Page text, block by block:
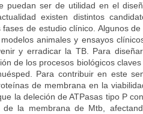
puedan ser de utilidad en el
existen distintos
de estudio clínico. Algunos de
animales y ensayos
y erradicar la TB. Para
de los procesos biológicos claves
Para contribuir en este
de membrana en la
la deleción de ATPasas tipo P
la membrana de Mtb,